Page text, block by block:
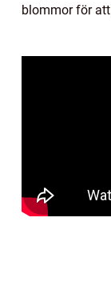
blommor för